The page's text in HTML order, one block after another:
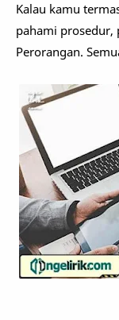
Kalau kamu
pahami prosedur,
Perorangan.